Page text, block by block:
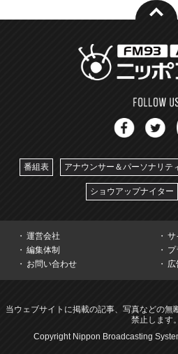
番組表 アナウンサー＆パーソナリテ
ショウアップナイター
運営会社
サ
編集体制
プ
お問い合わせ
広
当ウェブサイトに掲載の記事、写真などの無
禁止します。
Copyright Nippon Broadcasting